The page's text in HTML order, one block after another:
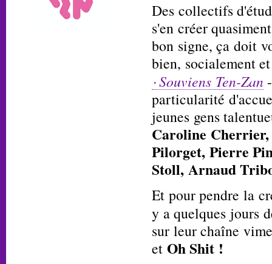
Des collectifs
s'en créer
bon signe, ça doit
bien, socialement
Souviens Ten-Zan
particularité
jeunes gens
Caroline
Pilorget, Pierre
Stoll, Arnaud
Et pour pendre la
y a quelques jours
sur leur chaîne
et Oh Shit !